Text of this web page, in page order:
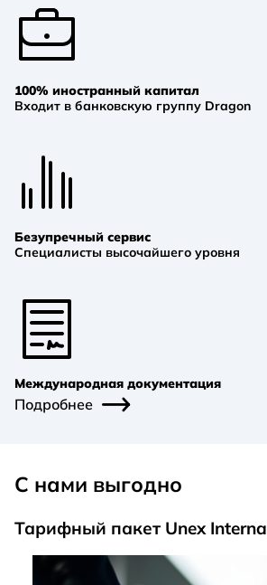
100% иностранный капитал
Входит в банковскую группу Dragon
Безупречный сервис
Cпециалисты высочайшего уровня
Международная документация
Подробнее
С нами выгодно
Тарифный пакет Unex